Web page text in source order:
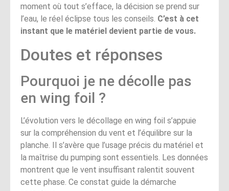
moment où tout s’efface, la décision se prend sur
l’eau, le réel éclipse tous les conseils. C’est à cet
instant que le matériel devient partie de vous.
Doutes et réponses
Pourquoi je ne décolle pas
en wing foil ?
L’évolution vers le décollage en wing foil s’appuie
sur la compréhension du vent et l’équilibre sur la
planche. Il s’avère que l’usage précis du matériel et
la maîtrise du pumping sont essentiels. Les données
montrent que le vent insuffisant ralentit souvent
cette phase. Ce constat guide la démarche